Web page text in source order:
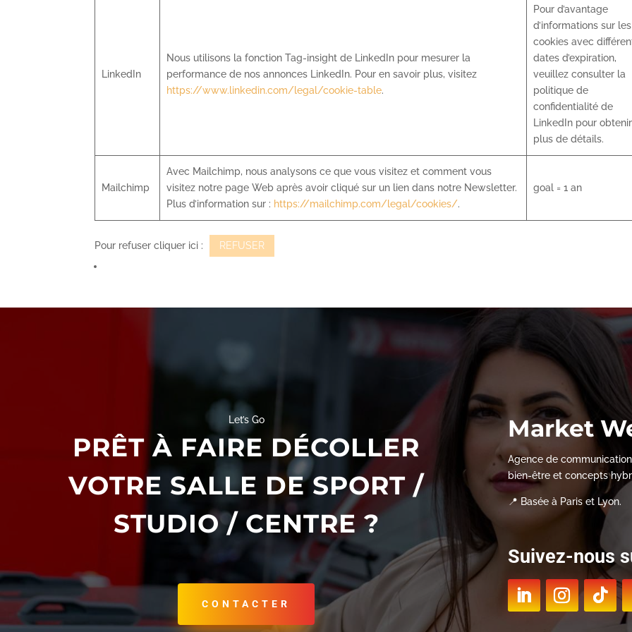
LinkedIn
Nous utilisons la fonction Tag-insight de LinkedIn pour mesurer la
performance de nos annonces LinkedIn. Pour en savoir plus, visitez
https://www.linkedin.com/legal/cookie-table.
Pour d’avantage
d’informations sur les
cookies avec
dates d’expiration,
veuillez consulter la
politique de
confidentialité de
LinkedIn pour obtenir
plus de détails.
Mailchimp
Avec Mailchimp, nous analysons ce que vous visitez et comment vous
visitez notre page Web après avoir cliqué sur un lien dans notre Newsletter.
Plus d’information sur : https://mailchimp.com/legal/cookies/.
goal = 1 an
Pour refuser cliquer ici : REFUSER
Let’s Go
PRÊT À FAIRE DÉCOLLER
VOTRE SALLE DE SPORT /
STUDIO / CENTRE ?
CONTACTER
Market
Agence de
bien-être et concepts
📍 Basée à Paris et Lyon.
Suivez-nous